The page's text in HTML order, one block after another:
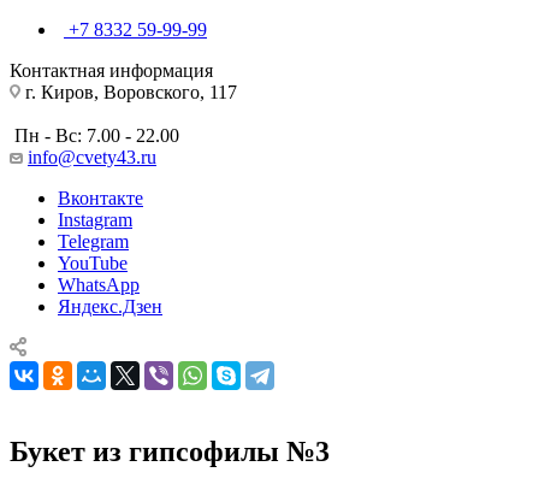
+7 8332 59-99-99
Контактная информация
г. Киров, Воровского, 117
Пн - Вс: 7.00 - 22.00
info@cvety43.ru
Вконтакте
Instagram
Telegram
YouTube
WhatsApp
Яндекс.Дзен
Букет из гипсофилы №3